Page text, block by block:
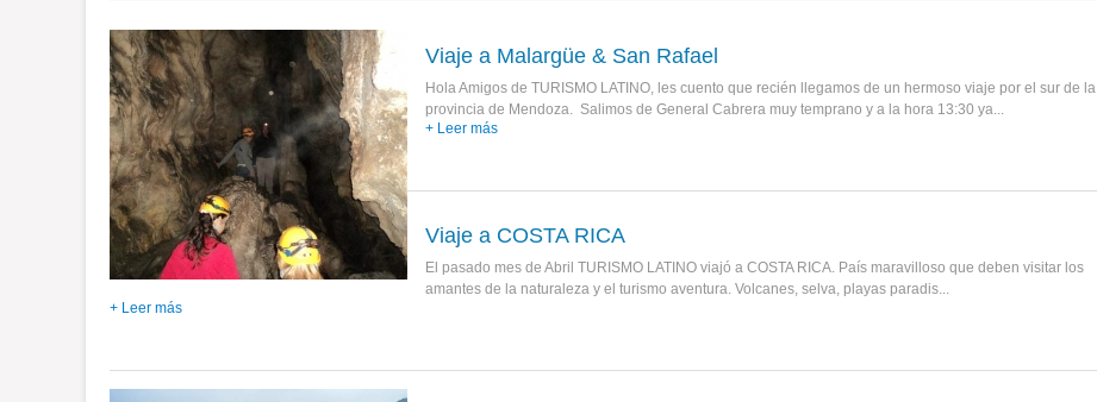
Viaje a Malargüe & San Rafael
Hola Amigos de TURISMO LATINO, les cuento que recién llegamos de un hermoso viaje por el sur de la
provincia de Mendoza. Salimos de General Cabrera muy temprano y a la hora 13:30 ya...
+ Leer más
Viaje a COSTA RICA
El pasado mes de Abril TURISMO LATINO viajó a COSTA RICA. País maravilloso que deben visitar los
amantes de la naturaleza y el turismo aventura. Volcanes, selva, playas paradis...
+ Leer más